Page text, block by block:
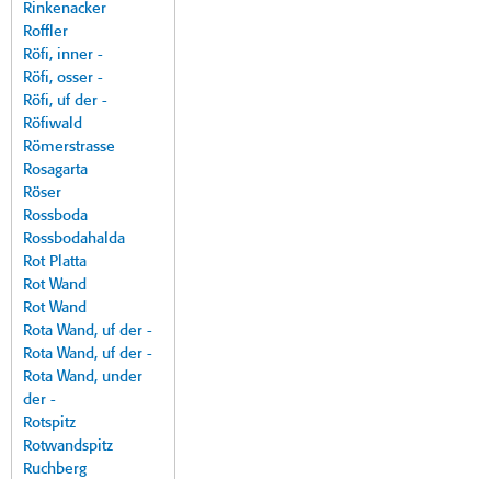
Rinkenacker
Roffler
Röfi, inner -
Röfi, osser -
Röfi, uf der -
Röfiwald
Römerstrasse
Rosagarta
Röser
Rossboda
Rossbodahalda
Rot Platta
Rot Wand
Rot Wand
Rota Wand, uf der -
Rota Wand, uf der -
Rota Wand, under
der -
Rotspitz
Rotwandspitz
Ruchberg